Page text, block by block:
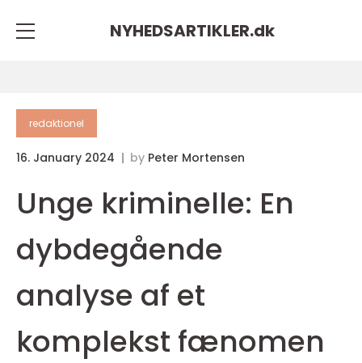
NYHEDSARTIKLER.dk
redaktionel
16. January 2024 by Peter Mortensen
Unge kriminelle: En
dybdegående
analyse af et
komplekst fænomen